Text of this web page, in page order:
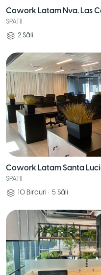
Cowork Latam Nva. Las
SPATII
2 Săli
Cowork Latam Santa
SPATII
10 Birouri • 5 Săli